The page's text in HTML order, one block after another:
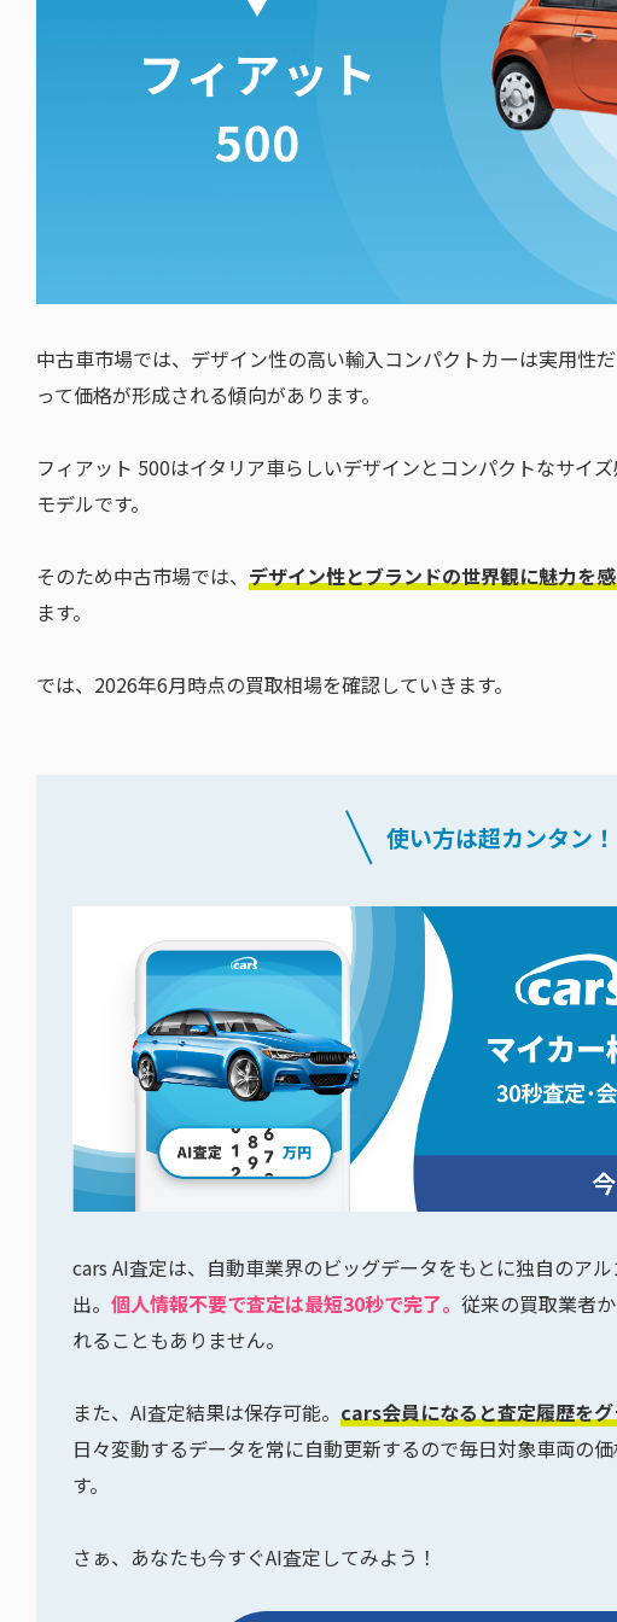
中古車市場では、デザイン性の高い輸入コンパクトカーは実用性
って価格が形成される傾向があります。
フィアット 500はイタリア車らしいデザインとコンパクトなサイ
モデルです。
そのため中古市場では、 デザイン性とブランドの世界観に魅力を
ます。
では、2026年6月時点の買取相場を確認していきます。
使い方は超カンタン！
cars AI査定は、自動車業界のビッグデータをもとに独自のア
出。 個人情報不要で査定は最短30秒で完了。 従来の買取業者
れることもありません。
また、AI査定結果は保存可能。 cars会員になると査定履歴を
日々変動するデータを常に自動更新するので毎日対象車両の
す。
さぁ、あなたも今すぐAI査定してみよう！